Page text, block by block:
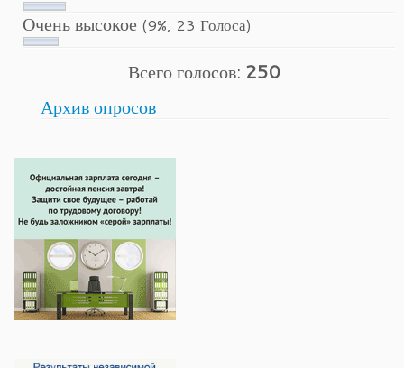
Очень высокое (9%, 23 Голоса)
Всего голосов: 250
Архив опросов